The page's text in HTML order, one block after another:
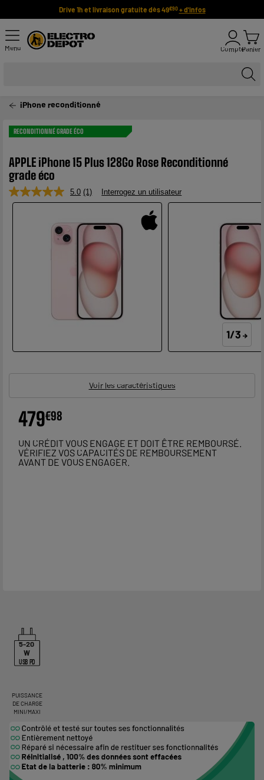
Drive 1h et livraison gratuite dès 49€90 + d'infos
Menu ComptePanier
iPhone reconditionné
RECONDITIONNÉ GRADE ÉCO
APPLE iPhone 15 Plus 128Go Rose Reconditionné
grade éco
5.0 Lire
1
Lien
sur
la
même
(1) Interrogez un utilisateur
1/3
Voir les caractéristiques
479€98
UN CRÉDIT VOUS ENGAGE ET DOIT ÊTRE REMBOURSÉ.
VÉRIFIEZ VOS CAPACITÉS DE REMBOURSEMENT
AVANT DE VOUS ENGAGER.
5-20
W
USB PD
PUISSANCE
DE CHARGE
MINI/MAXI